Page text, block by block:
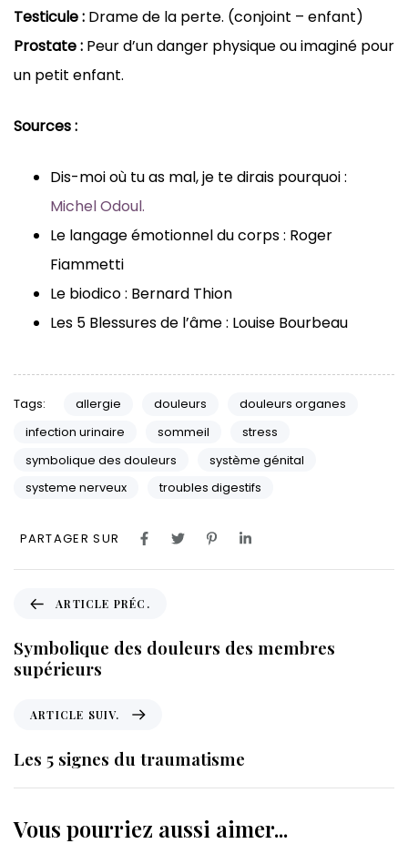
Testicule : Drame de la perte. (conjoint – enfant)
Prostate : Peur d’un danger physique ou imaginé pour
un petit enfant.
Sources :
Dis-moi où tu as mal, je te dirais pourquoi :
Michel Odoul.
Le langage émotionnel du corps : Roger
Fiammetti
Le biodico : Bernard Thion
Les 5 Blessures de l’âme : Louise Bourbeau
Tags: allergie douleurs
douleurs organes
infection urinaire
sommeil
stress
symbolique des douleurs
système génital
systeme nerveux
troubles digestifs
PARTAGER SUR
t
i
c
r
é
.
ARTICLE PRÉC.
Symbolique des douleurs des membres
supérieurs
t
i
c
e
ARTICLE SUIV.
Les 5 signes du traumatisme
Vous pourriez aussi aimer...